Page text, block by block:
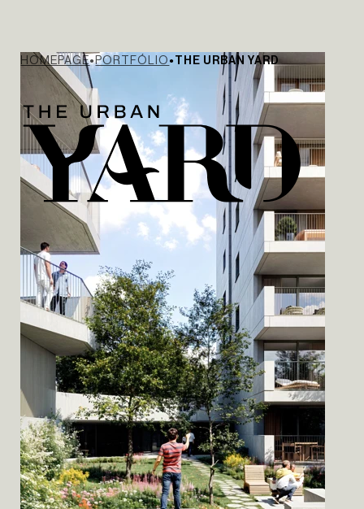
HOMEPAGE PORTFÓLIO THE URBAN YARD